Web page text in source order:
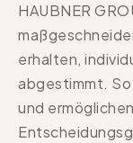
HAUBNER
erhalten,
abgestimmt.
und